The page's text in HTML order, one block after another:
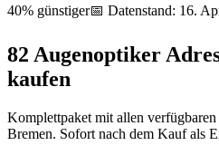
40% günstiger📅 Datenstand: 16.
82 Augenoptiker
kaufen
Komplettpaket mit allen verfügbaren
Bremen. Sofort nach dem Kauf als